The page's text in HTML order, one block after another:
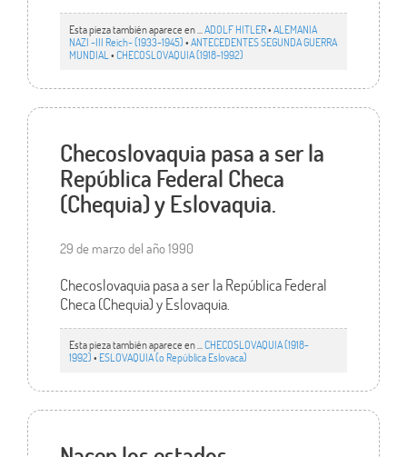
Esta pieza también aparece en ... ADOLF HITLER•ALEMANIA
NAZI -III Reich- (1933-1945)•ANTECEDENTES SEGUNDA GUERRA
MUNDIAL •CHECOSLOVAQUIA (1918-1992)
Checoslovaquia pasa a ser la
República Federal Checa
(Chequia) y Eslovaquia.
29 de marzo del año 1990
Checoslovaquia pasa a ser la República Federal
Checa (Chequia) y Eslovaquia.
Esta pieza también aparece en ... CHECOSLOVAQUIA (1918-
1992)• ESLOVAQUIA (o República Eslovaca)